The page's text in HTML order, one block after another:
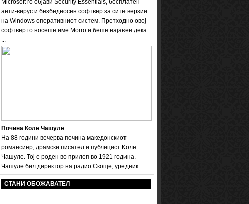
Microsoft го објави Security Essentials, бесплатен
анти-вирус и безбедносен софтвер за сите верзии
на Windows оперативниот систем. Претходно овој
софтвер го носеше име Мorro и беше најавен дека
...
Почина Коле Чашуле
На 88 години вечерва почина македонскиот
романсиер, драмски писател и публицист Коле
Чашуле. Тој е роден во прилеп во 1921 година.
Чашуле бил директор на радио Скопје, уредник ...
СТАНИ ОБОЖАВАТЕЛ